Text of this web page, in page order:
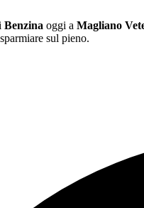
Benzina oggi a Magliano
sul pieno.